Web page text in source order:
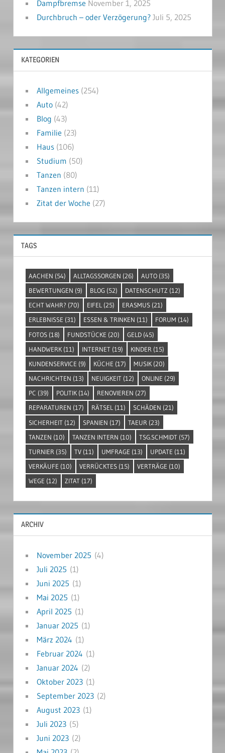
Dampfbremse November 1, 2025
Durchbruch – oder Verzögerung? Juli 5, 2025
KATEGORIEN
Allgemeines(254)
Auto(42)
Blog (43)
Familie (23)
Haus(106)
Studium (50)
Tanzen (80)
Tanzen intern (11)
Zitat der Woche (27)
TAGS
AACHEN (54) ALLTAGSSORGEN (26) AUTO (35)
BEWERTUNGEN (9) BLOG (52) DATENSCHUTZ (12)
ECHT WAHR? (70) EIFEL (25) ERASMUS (21)
ERLEBNISSE (31) ESSEN & TRINKEN (11) FORUM (14)
FOTOS (18) FUNDSTÜCKE (20) GELD (45)
HANDWERK (11) INTERNET (19) KINDER (15)
KUNDENSERVICE (9) KÜCHE (17) MUSIK (20)
NACHRICHTEN (13) NEUIGKEIT (12) ONLINE (29)
PC (39) POLITIK (14) RENOVIEREN (27)
REPARATUREN (17) RÄTSEL (11) SCHÄDEN (21)
SICHERHEIT (12) SPANIEN (17) TAEUR (23)
TANZEN (10) TANZEN INTERN (10) TSG.SCHMIDT (57)
TURNIER (35) TV (11) UMFRAGE (13) UPDATE (11)
VERKÄUFE (10) VERRÜCKTES (15) VERTRÄGE (10)
WEGE (12) ZITAT (17)
ARCHIV
November 2025 (4)
Juli 2025 (1)
Juni 2025 (1)
Mai 2025 (1)
April 2025 (1)
Januar 2025 (1)
März 2024 (1)
Februar 2024 (1)
Januar 2024 (2)
Oktober 2023(1)
September 2023(2)
August 2023(1)
Juli 2023(5)
Juni 2023(2)